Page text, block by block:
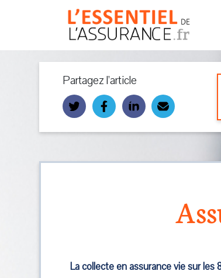
Partagez l’article
La collecte en assurance vie sur les